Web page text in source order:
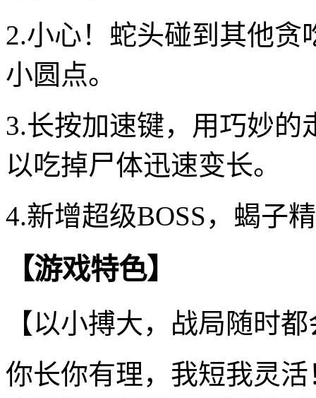
2.小心！蛇头碰到其他
小圆点。
3.长按加速键，用巧妙
以吃掉尸体迅速变长。
4.新增超级BOSS，蝎子
【游戏特色】
【以小搏大，战局随时
你长你有理，我短我灵